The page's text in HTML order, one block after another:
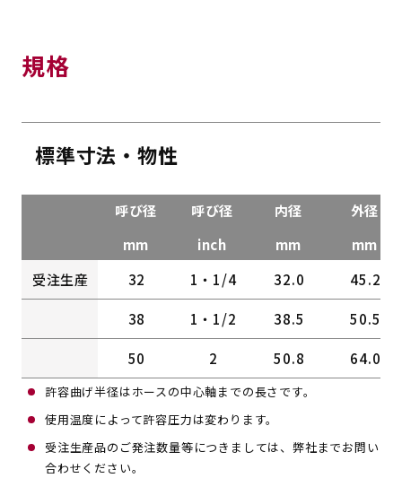
規格
標準寸法・物性
呼び径
mm
呼び径
inch
内径
mm
外径
mm
受注生産
32 1・1/4 32.0 45.2
38 1・1/2 38.5 50.5
50 2 50.8 64.0
許容曲げ半径はホースの中心軸までの長さです。
使用温度によって許容圧力は変わります。
受注生産品のご発注数量等につきましては、弊社までお問い
合わせください。